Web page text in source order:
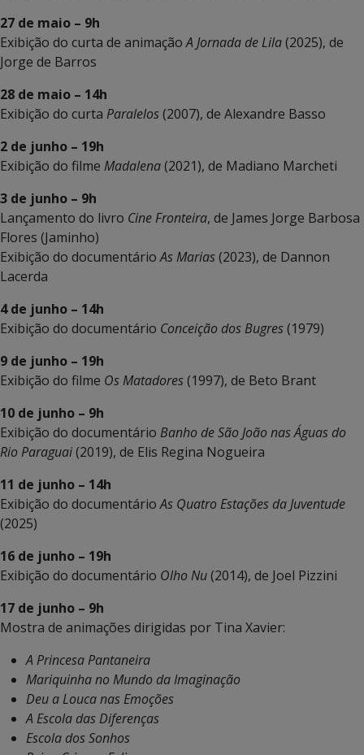
27 de maio – 9h
Exibição do curta de animaçãoA Jornada de Lila(2025), de
Jorge de Barros
28 de maio – 14h
Exibição do curta Paralelos(2007), de Alexandre Basso
2 de junho – 19h
Exibição do filme Madalena(2021), de Madiano Marcheti
3 de junho – 9h
Lançamento do livro Cine Fronteira, de James Jorge Barbosa
Flores (Jaminho)
Exibição do documentárioAs Marias(2023), de Dannon
Lacerda
4 de junho – 14h
Exibição do documentário Conceição dos Bugres(1979)
9 de junho – 19h
Exibição do filme Os Matadores(1997), de Beto Brant
10 de junho – 9h
Exibição do documentário Banho de São João nas Águas do
Rio Paraguai(2019), de Elis Regina Nogueira
11 de junho – 14h
Exibição do documentárioAs Quatro Estações da Juventude
(2025)
16 de junho – 19h
Exibição do documentário Olho Nu(2014), de Joel Pizzini
17 de junho – 9h
Mostra de animações dirigidas por Tina Xavier:
A Princesa Pantaneira
Mariquinha no Mundo da Imaginação
Deu a Louca nas Emoções
A Escola das Diferenças
Escola dos Sonhos